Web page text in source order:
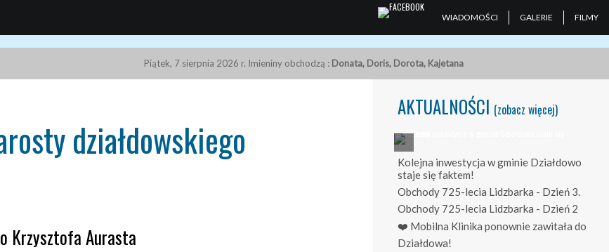
WIADOMOŚCI GALERIE FILMY
Piątek, 7 sierpnia 2026 r. Imieniny obchodzą : Donata, Doris, Dorota, Kajetana
działdowskiego
Krzysztofa Aurasta
AKTUALNOŚCI (zobacz więcej)
Kolejna inwestycja w gminie Działdowo
staje się faktem!
Obchody 725-lecia Lidzbarka - Dzień 3.
Obchody 725-lecia Lidzbarka - Dzień 2
❤️ Mobilna Klinika ponownie zawitała do
Działdowa!